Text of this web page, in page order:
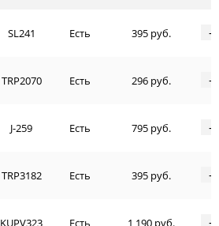
SL241 Есть 395 руб. -
TRP2070 Есть 296 руб. -
J-259 Есть 795 руб. -
TRP3182 Есть 395 руб. -
KUPV323 Есть 1 190 руб. -